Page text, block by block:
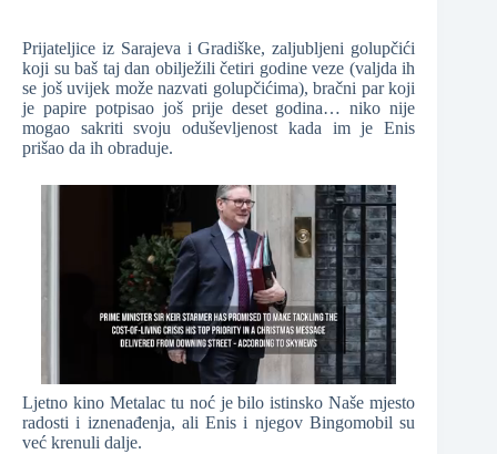
Prijateljice iz Sarajeva i Gradiške, zaljubljeni golupčići
koji su baš taj dan obilježili četiri godine veze (valjda ih
se još uvijek može nazvati golupčićima), bračni par koji
je papire potpisao još prije deset godina… niko nije
mogao sakriti svoju oduševljenost kada im je Enis
prišao da ih obraduje.
Ljetno kino Metalac tu noć je bilo istinsko Naše mjesto
radosti i iznenađenja, ali Enis i njegov Bingomobil su
već krenuli dalje.